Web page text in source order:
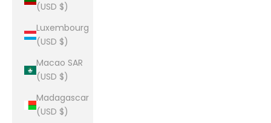
(USD $)
Luxembourg
(USD $)
Macao SAR
(USD $)
Madagascar
(USD $)